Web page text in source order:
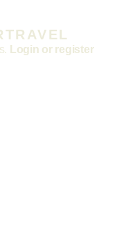
Login or register